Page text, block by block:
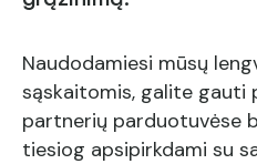
Naudodamiesi mūsų
sąskaitomis, galite gauti
partnerių parduotuvėse
tiesiog apsipirkdami su